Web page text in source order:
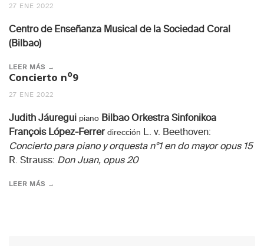
27 ENE 2022
Centro de Enseñanza Musical de la Sociedad Coral
(Bilbao)
LEER MÁS →
Concierto nº9
27 ENE 2022
Judith Jáuregui piano Bilbao Orkestra Sinfonikoa
François López-Ferrer dirección
L. v. Beethoven:
Concierto para piano y orquesta nº1 en do mayor opus 15
R. Strauss: Don Juan, opus 20
LEER MÁS →